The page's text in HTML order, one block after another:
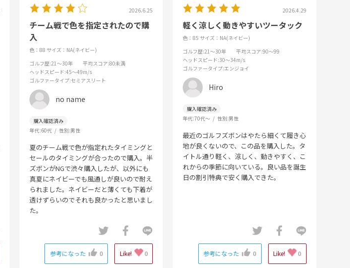
2026.6.25
チーム戦で色を指定されたので購
入
色：88 サイズ：NA(ネイビー)
ゴルフ歴:21～30年 平均スコア:80未満
ヘッドスピード:45～49m/s
ゴルファータイプ:セミアスリート
no name
年代:60代 性別:男性
夏のチーム戦で色が指定れたタイミングと
セールのタイミングが合ったので購入。半
ズボンがNGで渋々購入したが、以外にも
真夏にネイビーでも風通しが良いので耐え
られました。ネイビーだと薄くても下着が
透けずらいのでそれも良かったと思いまし
た。
参考になった 0 Like! 0
2026.4.29
軽く涼しく動きやすいツータック
色：85 サイズ：NA(ネイビー)
ゴルフ歴:21～30年 平均スコア:90～99
ヘッドスピード:30～34m/s
ゴルファータイプ:エンジョイ
Hiro
年代:70代～ 性別:男性
最近のゴルフズボンはやたら細くて履き心
地が良くないので、この品を購入した。タ
イトル通り軽く、涼しく、動きやすく、こ
れからの季節に向いている。良い品を誕生
日の割引特典で安く購入できた。
参考になった 0 Like! 0